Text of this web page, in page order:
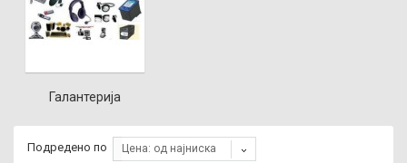
Галантерија
Подредено по Цена: од најниска